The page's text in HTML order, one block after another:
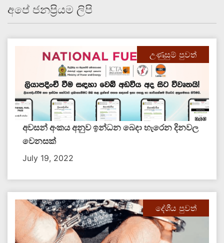
අපේ ජනප්‍රියම ලිපි
උණුසුම් පුවත්
අවසන් අංකය අනුව ඉන්ධන බෙදා හැරෙන දිනවල
වෙනසක්
July 19, 2022
දේශීය පුවත්